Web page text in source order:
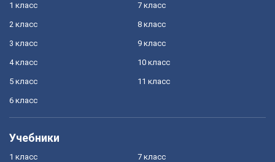
1 класс
2 класс
3 класс
4 класс
5 класс
6 класс
7 класс
8 класс
9 класс
10 класс
11 класс
Учебники
1 класс 7 класс